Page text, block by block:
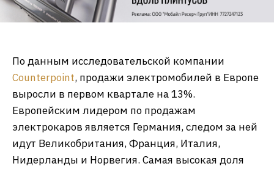
По данным исследовательской компании
Counterpoint, продажи электромобилей в Европе
выросли в первом квартале на 13%.
Европейским лидером по продажам
электрокаров является Германия, следом за ней
идут Великобритания, Франция, Италия,
Нидерланды и Норвегия. Самая высокая доля